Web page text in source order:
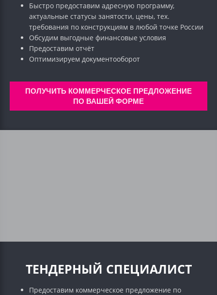
Быстро предоставим адресную программу,
актуальные статусы занятости, цены, тех.
требования по конструкциям в любой точке России
Обсудим выгодные финансовые условия
Предоставим отчёт
Оптимизируем документооборот
ПОЛУЧИТЬ КОММЕРЧЕСКОЕ ПРЕДЛОЖЕНИЕ
ПО ВАШЕЙ ФОРМЕ
ТЕНДЕРНЫЙ СПЕЦИАЛИСТ
Предоставим коммерческое предложение по